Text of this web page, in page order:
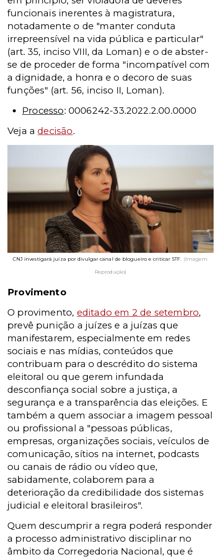
funcionais inerentes à magistratura,
notadamente o de "manter conduta
irrepreensível na vida pública e particular"
(art. 35, inciso VIII, da Loman) e o de abster-
se de proceder de forma "incompatível com
a dignidade, a honra e o decoro de suas
funções" (art. 56, inciso II, Loman).
Processo: 0006242-33.2022.2.00.0000
Veja adecisão.
CNJ investigará juíza por divulgar canal de blogueiro e criticar STF. (Imagem:
Reprodução)
Provimento
O provimento, editado em 2 de setembro,
prevê punição a juízes e a juízas que
manifestarem, especialmente em redes
sociais e nas mídias, conteúdos que
contribuam para o descrédito do sistema
eleitoral ou que gerem infundada
desconfiança social sobre a justiça, a
segurança e a transparência das eleições. E
também a quem associar a imagem pessoal
ou profissional a "pessoas públicas,
empresas, organizações sociais, veículos de
comunicação, sítios na internet, podcasts
ou canais de rádio ou vídeo que,
sabidamente, colaborem para a
deterioração da credibilidade dos sistemas
judicial e eleitoral brasileiros".
Quem descumprir a regra poderá responder
a processo administrativo disciplinar no
âmbito da Corregedoria Nacional, que é